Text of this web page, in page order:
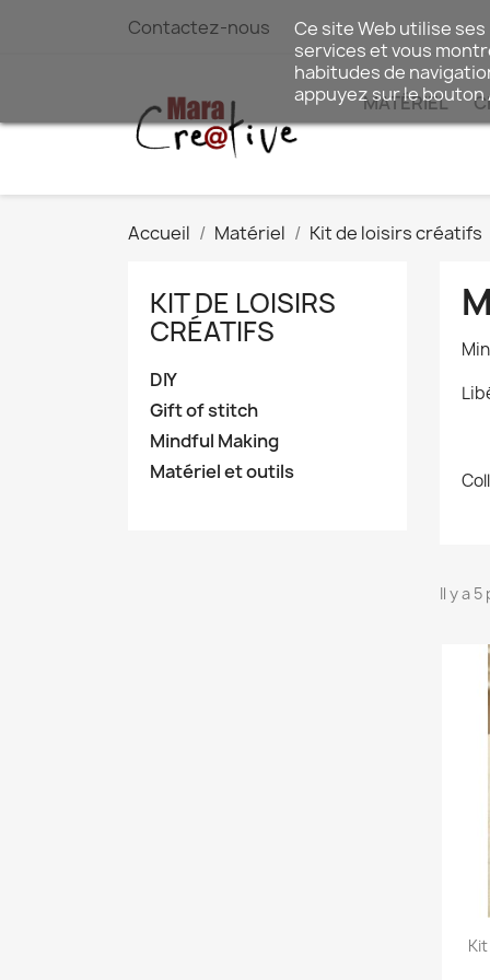
Contactez-nous
MATÉRIEL
Accueil Matériel Kit de loisirs créatifs
KIT DE LOISIRS
CRÉATIFS
DIY
Gift of stitch
Mindful Making
Matériel et outils
Il y a
Ce site Web utilise
services et vous
habitudes de
appuyez sur le